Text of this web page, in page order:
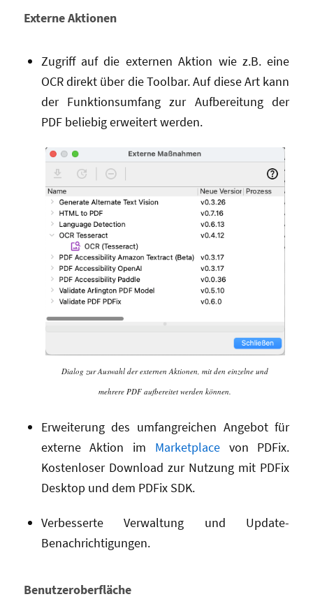
Externe Aktionen
Zugriff auf die externen Aktion wie z.B. eine
OCR direkt über die Toolbar. Auf diese Art kann
der Funktionsumfang zur Aufbereitung der
PDF beliebig erweitert werden.
Dialog zur Auswahl der externen Aktionen, mit den einzelne und
mehrere PDF aufbereitet werden können.
Erweiterung des umfangreichen Angebot für
externe Aktion im Marketplacevon PDFix.
Kostenloser Download zur Nutzung mit PDFix
Desktop und dem PDFix SDK.
Verbesserte Verwaltung und Update-
Benachrichtigungen.
Benutzeroberfläche